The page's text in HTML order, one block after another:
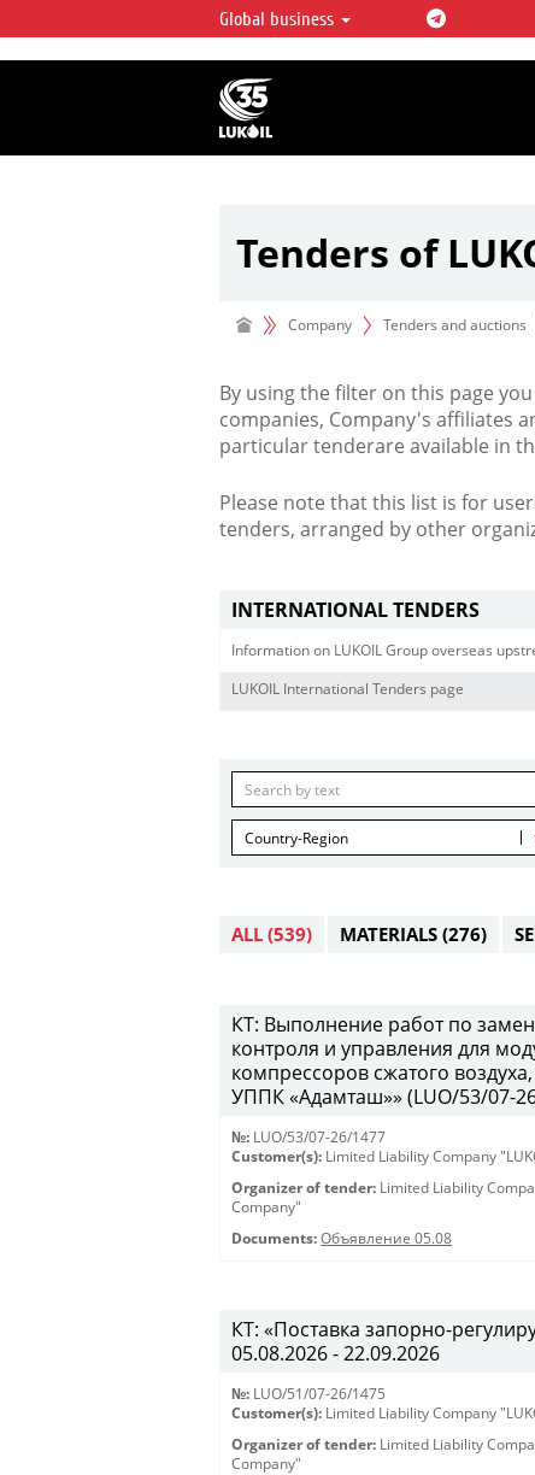
LUKOIL OVERVIEW
LUKOIL is one of the largest oil &
integrated companies in the world
over 2% of crude production and
hydrocarbon reserves globally.
Global business
Tenders of
Company Tenders and auctions
By using the filter on this page
companies, Company's affiliates
particular tenderare available in
Please note that this list is for
tenders, arranged by other
INTERNATIONAL TENDERS
Information on LUKOIL Group overseas
LUKOIL International Tenders page
Country-Region
ALL (539) MATERIALS (276)
КТ: Выполнение работ по
контроля и управления для
компрессоров сжатого
УППК «Адамташ»» (LUO/53/07-
№: LUO/53/07-26/1477
Customer(s): Limited Liability Company
Organizer of tender: Limited Liability
Company"
Documents: Объявление 05.08
КТ: «Поставка запорно-
05.08.2026 - 22.09.2026
№: LUO/51/07-26/1475
Customer(s): Limited Liability Company
Organizer of tender: Limited Liability
Company"